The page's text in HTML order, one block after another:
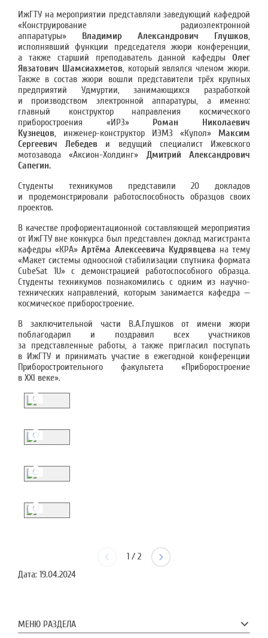
ИжГТУ на мероприятии представляли заведующий кафедрой
«Конструирование радиоэлектронной
аппаратуры» Владимир Александрович Глушков,
исполнявший функции председателя жюри конференции,
а также старший преподаватель данной кафедры Олег
Явзатович Шамсиахметов, который являлся членом жюри.
Также в состав жюри вошли представители трёх крупных
предприятий Удмуртии, занимающихся разработкой
и производством электронной аппаратуры, а именно:
главный конструктор направления космического
приборостроения «ИРЗ» Роман Николаевич
Кузнецов, инженер-конструктор ИЭМЗ «Купол» Максим
Сергеевич Лебедев и ведущий специалист Ижевского
мотозавода «Аксион-Холдинг» Дмитрий Александрович
Сапегин.
Студенты техникумов представили 20 докладов
и продемонстрировали работоспособность образцов своих
проектов.
В качестве профориентационной составляющей мероприятия
от ИжГТУ вне конкурса был представлен доклад магистранта
кафедры «КРА»Артёма Алексеевича Кудрявцева на тему
«Макет системы одноосной стабилизации спутника формата
CubeSat 1U» с демонстрацией работоспособного образца.
Студенты техникумов познакомились с одним из научно-
технических направлений, которым занимается кафедра —
космическое приборостроение.
В заключительной части В.А.Глушков от имени жюри
поблагодарил и поздравил всех участников
за представленные работы, а также пригласил поступать
в ИжГТУ и принимать участие в ежегодной конференции
Приборостроительного факультета «Приборостроение
в XXI веке».
1 / 2
Дата: 19.04.2024
МЕНЮ РАЗДЕЛА